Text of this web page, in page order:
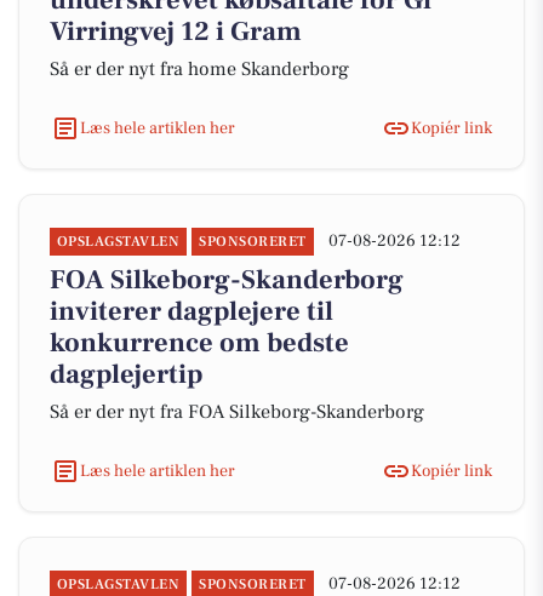
Virringvej 12 i Gram
Så er der nyt fra home Skanderborg
Læs hele artiklen her Kopiér link
OPSLAGSTAVLEN SPONSORERET 07-08-2026 12:12
FOA Silkeborg-Skanderborg
inviterer dagplejere til
konkurrence om bedste
dagplejertip
Så er der nyt fra FOA Silkeborg-Skanderborg
Læs hele artiklen her Kopiér link
OPSLAGSTAVLEN SPONSORERET 07-08-2026 12:12